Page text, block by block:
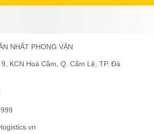
NHẤT PHONG VẬN
KCN Hoà Cầm, Q. Cẩm Lệ, TP. Đà